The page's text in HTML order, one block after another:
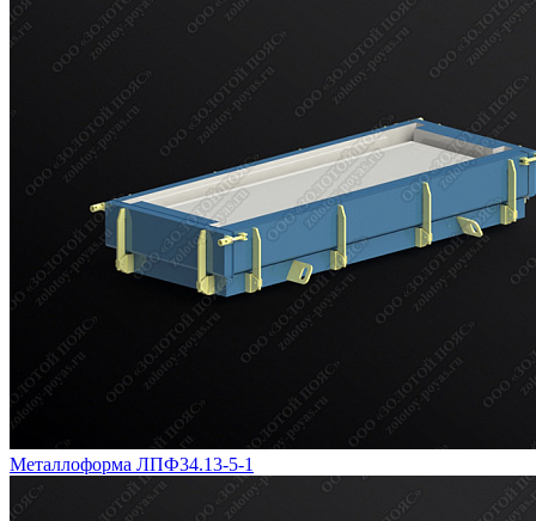
Металлоформа ЛПФ34.13-5-1